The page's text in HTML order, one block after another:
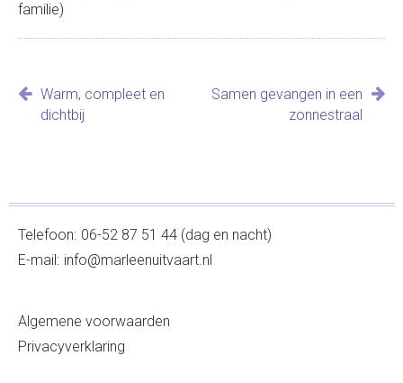
familie)
Bericht
navigatie
Warm, compleet en
dichtbij
Samen gevangen in een
zonnestraal
Telefoon: 06-52 87 51 44 (dag en nacht)
E-mail: info@marleenuitvaart.nl
Algemene voorwaarden
Privacyverklaring